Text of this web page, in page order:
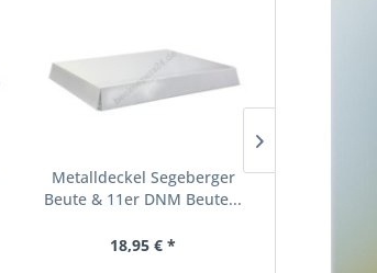
Metalldeckel Segeberger
Beute & 11er DNM Beute...
18,95 € *